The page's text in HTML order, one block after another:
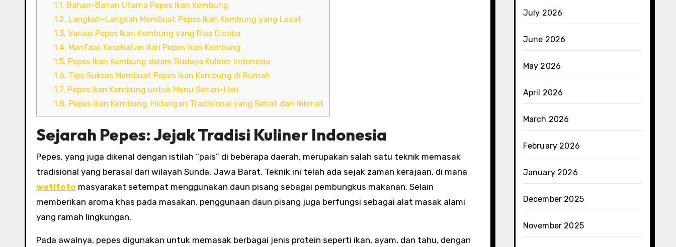
1.1. Bahan-Bahan Utama Pepes Ikan Kembung
1.2. Langkah-Langkah Membuat Pepes Ikan Kembung yang Lezat
1.3. Variasi Pepes Ikan Kembung yang Bisa Dicoba
1.4. Manfaat Kesehatan dari Pepes Ikan Kembung
1.5. Pepes Ikan Kembung dalam Budaya Kuliner Indonesia
1.6. Tips Sukses Membuat Pepes Ikan Kembung di Rumah
1.7. Pepes Ikan Kembung untuk Menu Sehari-Hari
1.8. Pepes Ikan Kembung, Hidangan Tradisional yang Sehat dan Nikmat
Sejarah Pepes: Jejak Tradisi Kuliner Indonesia
Pepes, yang juga dikenal dengan istilah “pais” di beberapa daerah, merupakan salah satu teknik memasak
tradisional yang berasal dari wilayah Sunda, Jawa Barat. Teknik ini telah ada sejak zaman kerajaan, di mana
watitoto masyarakat setempat menggunakan daun pisang sebagai pembungkus makanan. Selain
memberikan aroma khas pada masakan, penggunaan daun pisang juga berfungsi sebagai alat masak alami
yang ramah lingkungan.
Pada awalnya, pepes digunakan untuk memasak berbagai jenis protein seperti ikan, ayam, dan tahu, dengan
July 2026
June 2026
May 2026
April 2026
March 2026
February 2026
January 2026
December 2025
November 2025